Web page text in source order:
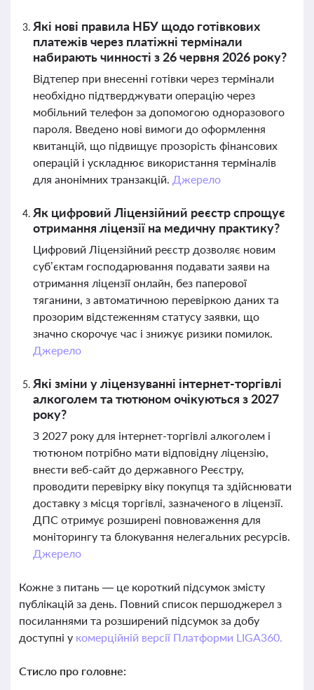
Які нові правила НБУ щодо готівкових
платежів через платіжні термінали
набирають чинності з 26 червня 2026 року?
Відтепер при внесенні готівки через термінали
необхідно підтверджувати операцію через
мобільний телефон за допомогою одноразового
пароля. Введено нові вимоги до оформлення
квитанцій, що підвищує прозорість фінансових
операцій і ускладнює використання терміналів
для анонімних транзакцій. Джерело
Як цифровий Ліцензійний реєстр спрощує
отримання ліцензії на медичну практику?
Цифровий Ліцензійний реєстр дозволяє новим
суб’єктам господарювання подавати заяви на
отримання ліцензії онлайн, без паперової
тяганини, з автоматичною перевіркою даних та
прозорим відстеженням статусу заявки, що
значно скорочує час і знижує ризики помилок.
Джерело
Які зміни у ліцензуванні інтернет-торгівлі
алкоголем та тютюном очікуються з 2027
року?
З 2027 року для інтернет-торгівлі алкоголем і
тютюном потрібно мати відповідну ліцензію,
внести веб-сайт до державного Реєстру,
проводити перевірку віку покупця та здійснювати
доставку з місця торгівлі, зазначеного в ліцензії.
ДПС отримує розширені повноваження для
моніторингу та блокування нелегальних ресурсів.
Джерело
Кожне з питань — це короткий підсумок змісту
публікацій за день. Повний список першоджерел з
посиланнями та розширений підсумок за добу
доступні у комерційній версії Платформи LIGA360.
Стисло про головне: